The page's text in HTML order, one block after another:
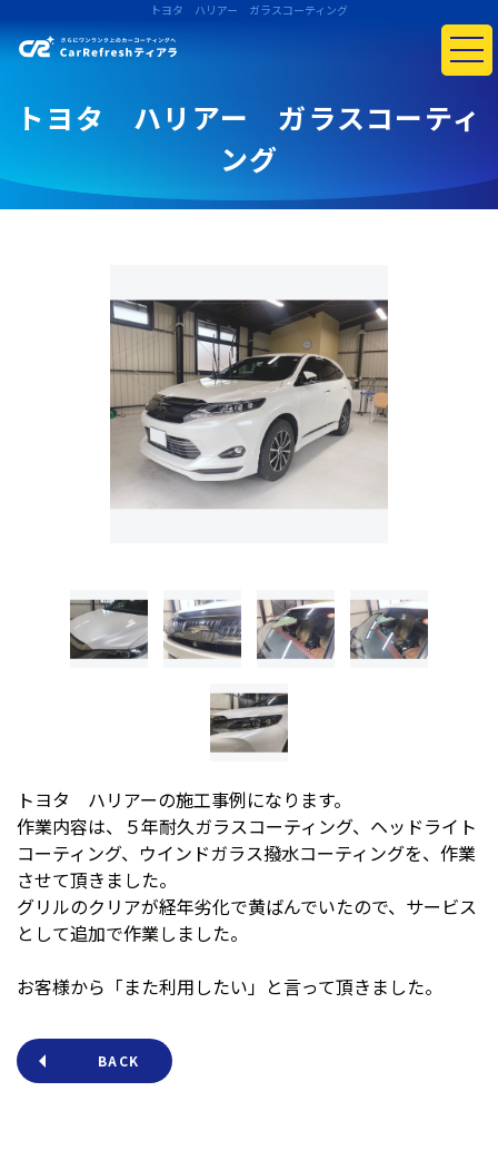
トヨタ ハリアー ガラスコーティング
トヨタ ハリアー ガラスコーティ
ング
トヨタ ハリアーの施工事例になります。
作業内容は、５年耐久ガラスコーティング、ヘッドライト
コーティング、ウインドガラス撥水コーティングを、作業
させて頂きました。
グリルのクリアが経年劣化で黄ばんでいたので、サービス
として追加で作業しました。
お客様から「また利用したい」と言って頂きました。
BACK